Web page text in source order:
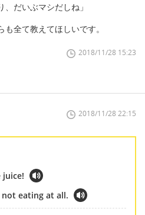
、だいぶマシだしね」
全て教えてほしいです。
2018/11/28 15:23
2018/11/28 22:15
juice!
eating at all.